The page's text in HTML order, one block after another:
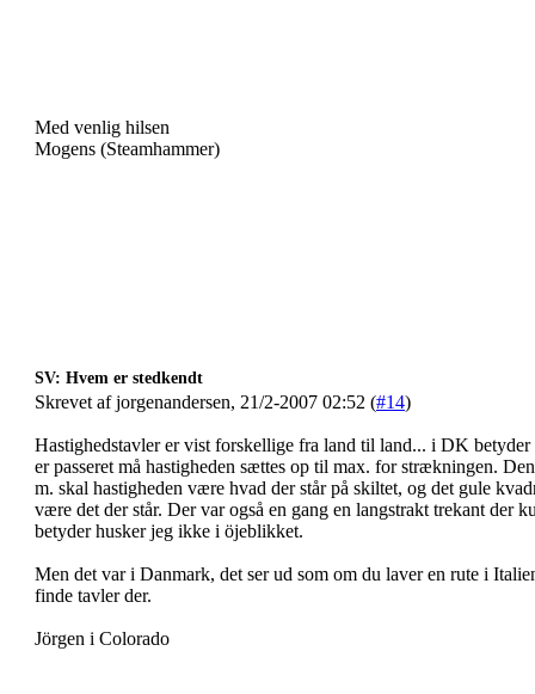
Med venlig hilsen
Mogens (Steamhammer)
SV: Hvem er stedkendt
Skrevet af jorgenandersen, 21/2-2007 02:52 (#14)
Hastighedstavler er vist forskellige fra land til land... i DK betyder
er passeret må hastigheden sættes op til max. for strækningen.
m. skal hastigheden være hvad der står på skiltet, og det gule
være det der står. Der var også en gang en langstrakt trekant der
betyder husker jeg ikke i öjeblikket.
Men det var i Danmark, det ser ud som om du laver en rute i
finde tavler der.
Jörgen i Colorado